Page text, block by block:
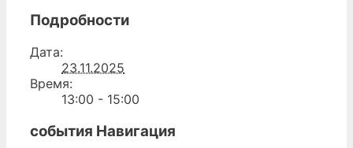
Подробности
Дата:
23.11.2025
Время:
13:00 - 15:00
события Навигация